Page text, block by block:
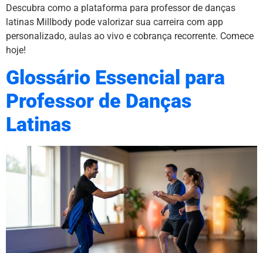
Descubra como a plataforma para professor de danças
latinas Millbody pode valorizar sua carreira com app
personalizado, aulas ao vivo e cobrança recorrente. Comece
hoje!
Glossário Essencial para
Professor de Danças
Latinas